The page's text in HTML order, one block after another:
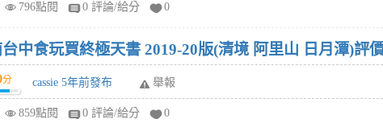
796點閱 0 評論/給分 0
台中食玩買終極天書 2019-20版(清境 阿里山 日月潭)評
分 cassie 5年前發布 舉報
859點閱 0 評論/給分 0